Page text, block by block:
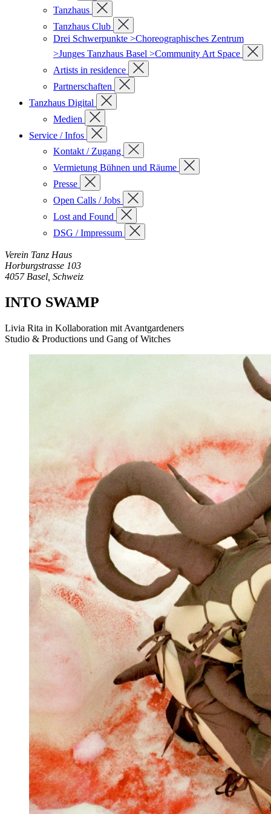
Tanzhaus
Tanzhaus Club
Drei Schwerpunkte >Choreographisches Zentrum
>Junges Tanzhaus Basel >Community Art Space
Artists in residence
Partnerschaften
Tanzhaus Digital
Medien
Service / Infos
Kontakt / Zugang
Vermietung Bühnen und Räume
Presse
Open Calls / Jobs
Lost and Found
DSG / Impressum
Verein Tanz Haus
Horburgstrasse 103
4057 Basel, Schweiz
INTO SWAMP
Livia Rita in Kollaboration mit Avantgardeners
Studio & Productions und Gang of Witches